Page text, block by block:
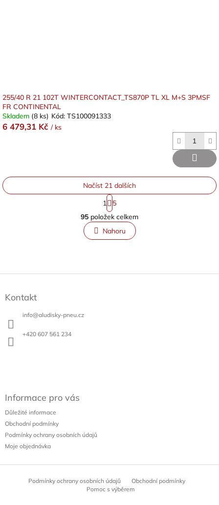
255/40 R 21 102T WINTERCONTACT_TS870P TL XL M+S 3PMSF
FR CONTINENTAL
Skladem (8 ks) Kód: TS100091333
6 479,31 Kč / ks
O
v
l
á
í
Načíst 21 dalších
S
t
r
á
n
k
n
1
5
95 položek celkem
Nahoru
Kontakt
info@aludisky-pneu.cz
+420 607 561 234
Informace pro vás
Důležité informace
Obchodní podmínky
Podmínky ochrany osobních údajů
Moje objednávka
Podmínky ochrany osobních údajů
Obchodní podmínky
Pomoc s výběrem